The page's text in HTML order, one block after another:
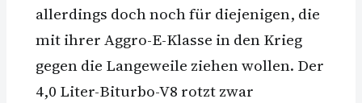
allerdings doch noch für diejenigen, die
mit ihrer Aggro-E-Klasse in den Krieg
gegen die Langeweile ziehen wollen. Der
4,0 Liter-Biturbo-V8 rotzt zwar